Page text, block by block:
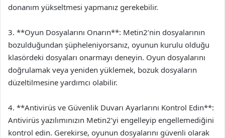
donanım yükseltmesi yapmanız gerekebilir.
3. **Oyun Dosyalarını Onarın**: Metin2’nin dosyalarının
bozulduğundan şüpheleniyorsanız, oyunun kurulu olduğu
klasördeki dosyaları onarmayı deneyin. Oyun dosyalarını
doğrulamak veya yeniden yüklemek, bozuk dosyaların
düzeltilmesine yardımcı olabilir.
4. **Antivirüs ve Güvenlik Duvarı Ayarlarını Kontrol Edin**:
Antivirüs yazılımınızın Metin2’yi engelleyip engellemediğini
kontrol edin. Gerekirse, oyunun dosyalarını güvenli olarak